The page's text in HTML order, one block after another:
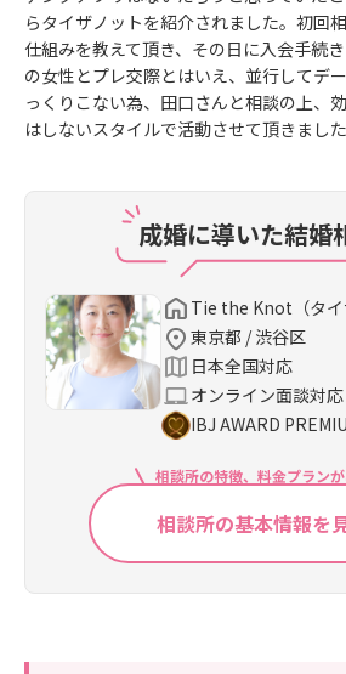
らタイザノットを紹介されました。初回
仕組みを教えて頂き、その日に入会手続
の女性とプレ交際とはいえ、並行してデ
っくりこない為、田口さんと相談の上、
はしないスタイルで活動させて頂きました
成婚に導いた結婚
Tie the Knot（タイ
東京都 / 渋谷区
日本全国対応
オンライン面談対応
IBJ AWARD
相談所の特徴、料金プラン
相談所の基本情報を